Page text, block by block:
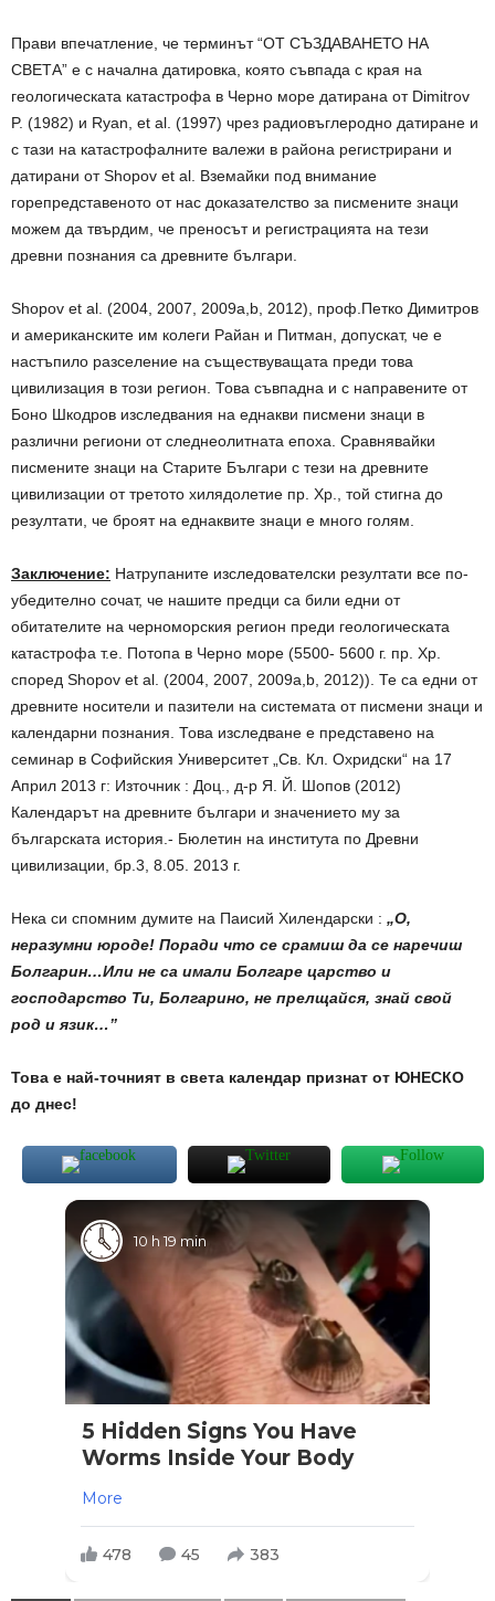
Прави впечатление, че терминът “ОТ СЪЗДАВАНЕТО НА
СВЕТА” е с начална датировка, която съвпада с края на
геологическата катастрофа в Черно море датирана от Dimitrov
P. (1982) и Ryan, et al. (1997) чрез радиовъглеродно датиране и
с тази на катастрофалните валежи в района регистрирани и
датирани от Shopov et al. Вземайки под внимание
горепредставеното от нас доказателство за писмените знаци
можем да твърдим, че преносът и регистрацията на тези
древни познания са древните българи.
Shopov et al. (2004, 2007, 2009a,b, 2012), проф.Петко Димитров
и американските им колеги Райан и Питман, допускат, че е
настъпило разселение на съществуващата преди това
цивилизация в този регион. Това съвпадна и с направените от
Боно Шкодров изследвания на еднакви писмени знаци в
различни региони от следнеолитната епоха. Сравнявайки
писмените знаци на Старите Българи с тези на древните
цивилизации от третото хилядолетие пр. Хр., той стигна до
резултати, че броят на еднаквите знаци е много голям.
Заключение: Натрупаните изследователски резултати все по-
убедително сочат, че нашите предци са били едни от
обитателите на черноморския регион преди геологическата
катастрофа т.е. Потопа в Черно море (5500- 5600 г. пр. Хр.
според Shopov et al. (2004, 2007, 2009a,b, 2012)). Те са едни от
древните носители и пазители на системата от писмени знаци и
календарни познания. Това изследване е представено на
семинар в Софийския Университет „Св. Кл. Охридски“ на 17
Април 2013 г: Източник : Доц., д-р Я. Й. Шопов (2012)
Календарът на древните българи и значението му за
българската история.- Бюлетин на института по Древни
цивилизации, бр.3, 8.05. 2013 г.
Нека си спомним думите на Паисий Хилендарски : „О,
неразумни юроде! Поради что се срамиш да се наречиш
Болгарин…Или не са имали Болгаре царство и
господарство Ти, Болгарино, не прелщайся, знай свой
род и язик…”
Това е най-точният в света календар признат от ЮНЕСКО
до днес!
10 h 19 min
5 Hidden Signs You Have
Worms Inside Your Body
More
478 45 383